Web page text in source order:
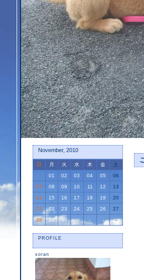
November, 2010
日 月 火 水 木 金
土
-
01 02 03 04 05
06
07
08 09 10 11 12
13
14
15 16 17 18 19
20
21
22 23 24 25 26
27
28
29 30 - - - -
PROFILE
soran